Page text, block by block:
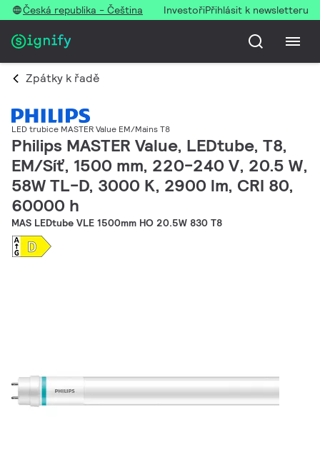
Česká republika - Čeština InvestořiPřihlásit k newsletteru
Zpátky k řadě
LED trubice MASTER Value EM/Mains T8
Philips MASTER Value, LEDtube, T8,
EM/Síť, 1500 mm, 220-240 V, 20.5 W,
58W TL-D, 3000 K, 2900 lm, CRI 80,
60000 h
MAS LEDtube VLE 1500mm HO 20.5W 830 T8